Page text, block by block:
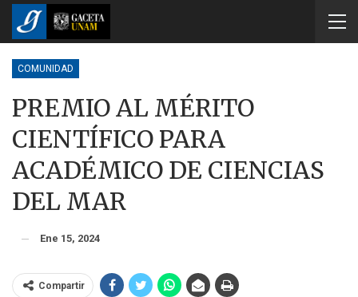
COMUNIDAD
PREMIO AL MÉRITO
CIENTÍFICO PARA
ACADÉMICO DE CIENCIAS
DEL MAR
Ene 15, 2024
Compartir